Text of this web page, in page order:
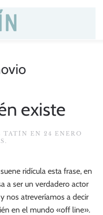
existe
TATÍN EN 24 ENERO
.
ridícula esta frase, en
a ser un verdadero actor
nos atreveríamos a decir
en el mundo «off line».